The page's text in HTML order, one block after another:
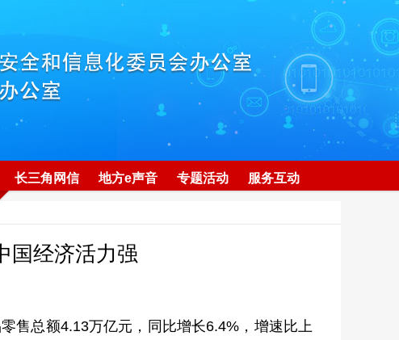
长三角网信 地方e声音 专题活动 服务互动
国经济活力强
售总额4.13万亿元，同比增长6.4%，增速比上